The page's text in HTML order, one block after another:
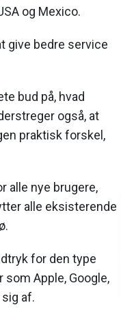
og Mexico.
give bedre service
bud på, hvad
også, at
praktisk forskel,
nye brugere,
alle eksisterende
for den type
Apple, Google,
af.